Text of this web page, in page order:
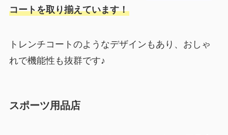
コートを取り揃えています！
トレンチコートのようなデザインもあり、おしゃ
れで機能性も抜群です♪
スポーツ用品店